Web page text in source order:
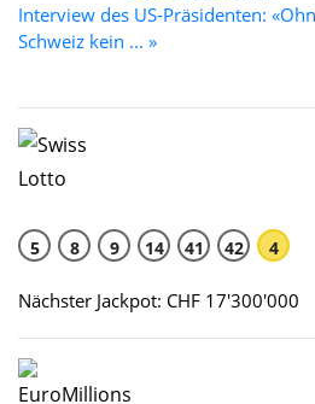
Interview des US-Präsidenten:
Schweiz kein ... »
5 8 9 14 41 42 4
Nächster Jackpot: CHF 17'300'000